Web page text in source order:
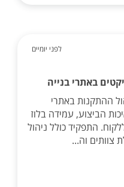
לפני יומיים
באתרי בנייה
ההתקנות באתרי
הביצוע, עמידה בלוז
התפקיד כולל ניהול
צוותים וה...